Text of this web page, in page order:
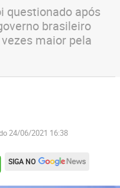
questionado após
brasileiro
maior pela
24/06/2021 16:38
SIGA NO